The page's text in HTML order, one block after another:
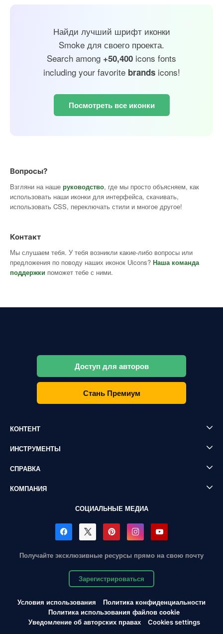
Найди лучший шрифт иконки
Smoke для своего проекта.
Search among +50,400 icons fonts
including your favorite brandsicons!
Посмотреть все иконки
Вопросы?
Взгляни на наше руководство, где мы просто объясняем, как
использовать наши иконки для интерфейса, скачивать,
использовать CSS, переключать стили и многое другое!
Контакт
Мы слушаем тебя. У тебя возникли какие-либо вопросы или
предложения по поводу наших иконок Uicons? Наша команда
поддержки поможет тебе с ними.
Доступ для авторов
Стань Премиум
КОНТЕНТ
ИНСТРУМЕНТЫ
СПРАВКА
КОМПАНИЯ
СОЦИАЛЬНЫЕ МЕДИА
Получайте эксклюзивные ресурсы прямо на свою почту
Зарегистрироваться
Условия использования
Политика конфиденциальности
Политика использования файлов cookie
Уведомление об авторских правах
Cookies settings